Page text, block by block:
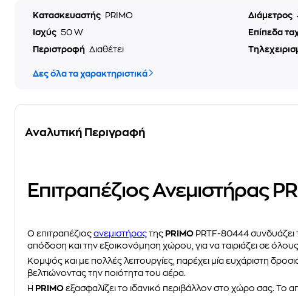
Κατασκευαστής PRIMO Διάμετρος
Ισχύς 50 W Επίπεδα
Περιστροφή Διαθέτει
Δες όλα τα χαρακτηριστικά
Αναλυτική Περιγραφή
Επιτραπέζιος Ανεμιστήρας
Ο επιτραπέζιος ανεμιστήρας της PRIMO PRTF-80444
απόδοση και την εξοικονόμηση χώρου, για να ταιριάζει σε
Κομψός και με πολλές λειτουργίες, παρέχει μία ευχάριστη
βελτιώνοντας την ποιότητα του αέρα.
H PRIMO εξασφαλίζει το ιδανικό περιβάλλον στο χώρο σας. Το